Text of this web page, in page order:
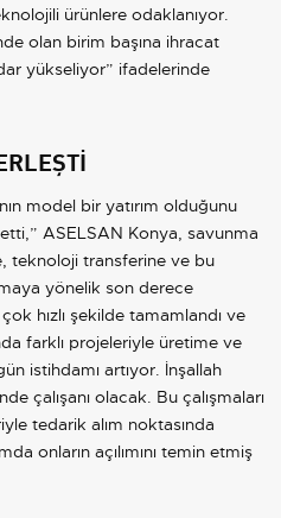
ürünlere odaklanıyor.
olan birim başına ihracat
yükseliyor” ifadelerinde
model bir yatırım olduğunu
ASELSAN Konya, savunma
teknoloji transferine ve bu
yönelik son derece
hızlı şekilde tamamlandı ve
farklı projeleriyle üretime ve
istihdamı artıyor. İnşallah
çalışanı olacak. Bu çalışmaları
tedarik alım noktasında
onların açılımını temin etmiş